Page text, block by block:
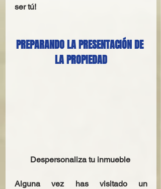
ser tú!
PREPARANDO LA PRESENTACIÓN DE
LA PROPIEDAD
Despersonaliza tu inmueble
Alguna vez has visitado un